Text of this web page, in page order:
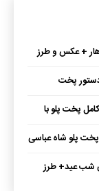
شام و ناهار + عکس و طرز
پخت
پخت پلو با
پلو شاه عباسی
شب عید+ طرز